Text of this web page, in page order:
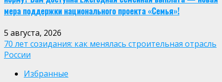
мера поддержки национального проекта «Семья»!
5 августа, 2026
70 лет созидания: как менялась строительная отрасль
России
Избранные